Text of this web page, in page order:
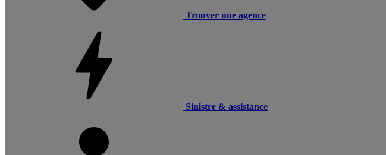
Trouver une agence
Sinistre & assistance